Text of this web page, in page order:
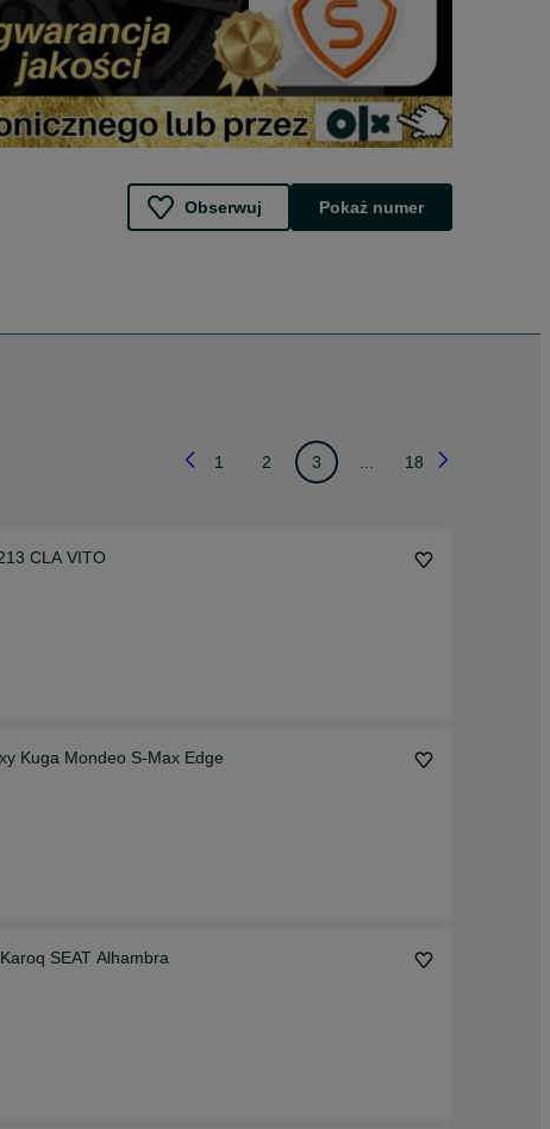
Obserwuj Pokaż numer
1 2 3 18
CLA VITO
Kuga Mondeo S-Max Edge
SEAT Alhambra